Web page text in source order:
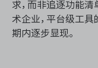
求，而非追逐功能
术企业，平台级工
期内逐步显现。